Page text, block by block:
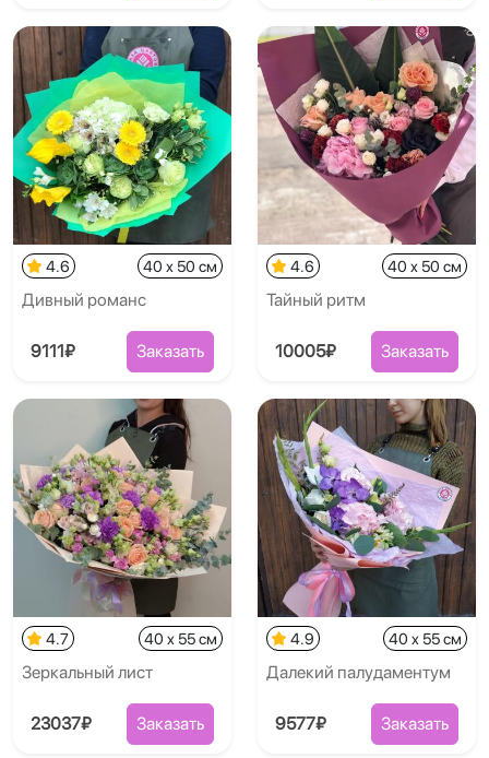
4.6 40 x 50 см
Дивный романс
9111₽ Заказать
4.6 40 x 50 см
Тайный ритм
10005₽ Заказать
4.7 40 x 55 см
Зеркальный лист
23037₽ Заказать
4.9 40 x 55 см
Далекий палудаментум
9577₽ Заказать